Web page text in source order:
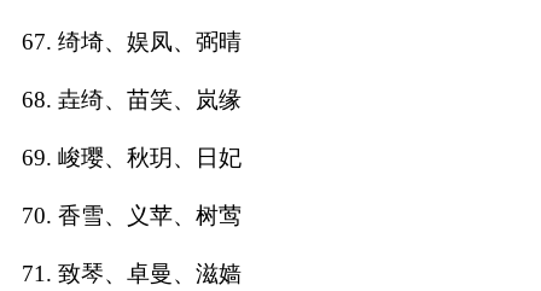
67. 绮埼、娱凤、弼晴
68. 垚绮、苗笑、岚缘
69. 峻璎、秋玥、日妃
70. 香雪、义苹、树莺
71. 致琴、卓曼、滋嫱